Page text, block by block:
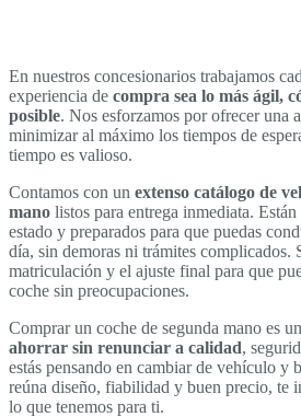
En nuestros concesionarios trabajamos
experiencia de compra sea lo más ágil,
posible. Nos esforzamos por ofrecer una
minimizar al máximo los tiempos de
tiempo es valioso.
Contamos con un extenso catálogo de
mano listos para entrega inmediata.
estado y preparados para que puedas
día, sin demoras ni trámites complicados.
matriculación y el ajuste final para que
coche sin preocupaciones.
Comprar un coche de segunda mano es
ahorrar sin renunciar a calidad,
estás pensando en cambiar de vehículo y
reúna diseño, fiabilidad y buen precio, te
lo que tenemos para ti.